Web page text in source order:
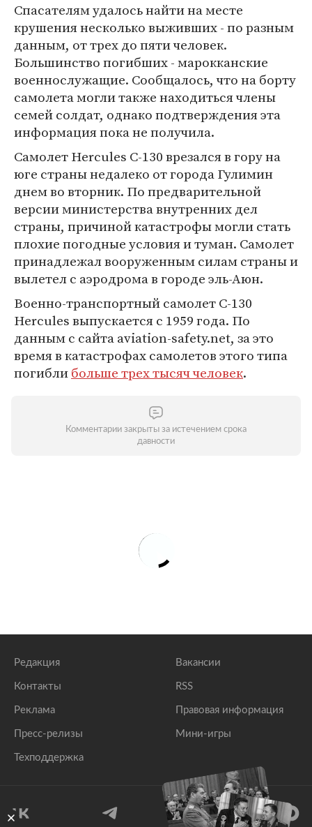
Спасателям удалось найти на месте
крушения несколько выживших - по разным
данным, от трех до пяти человек.
Большинство погибших - марокканские
военнослужащие. Сообщалось, что на борту
самолета могли также находиться члены
семей солдат, однако подтверждения эта
информация пока не получила.
Самолет Hercules C-130 врезался в гору на
юге страны недалеко от города Гулимин
днем во вторник. По предварительной
версии министерства внутренних дел
страны, причиной катастрофы могли стать
плохие погодные условия и туман. Самолет
принадлежал вооруженным силам страны и
вылетел с аэродрома в городе эль-Аюн.
Военно-транспортный самолет C-130
Hercules выпускается с 1959 года. По
данным с сайта aviation-safety.net, за это
время в катастрофах самолетов этого типа
погиблибольше трех тысяч человек.
Комментарии закрыты за истечением срока
давности
Редакция
Контакты
Реклама
Пресс-релизы
Техподдержка
Вакансии
RSS
Правовая информация
Мини-игры